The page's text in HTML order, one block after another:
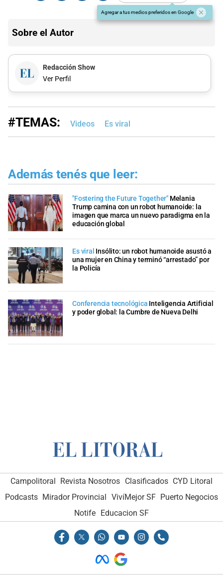
Agregar a tus medios preferidos en Google
Sobre el Autor
Redacción Show
Ver Perfil
#TEMAS: Videos Es viral
Además tenés que leer:
"Fostering the Future Together" Melania
Trump camina con un robot humanoide: la
imagen que marca un nuevo paradigma en la
educación global
Es viral Insólito: un robot humanoide asustó a
una mujer en China y terminó “arrestado” por
la Policía
Conferencia tecnológica Inteligencia Artificial
y poder global: la Cumbre de Nueva Delhi
Campolitoral Revista Nosotros Clasificados CYD Litoral
Podcasts Mirador Provincial VivíMejor SF Puerto Negocios
Notife Educacion SF